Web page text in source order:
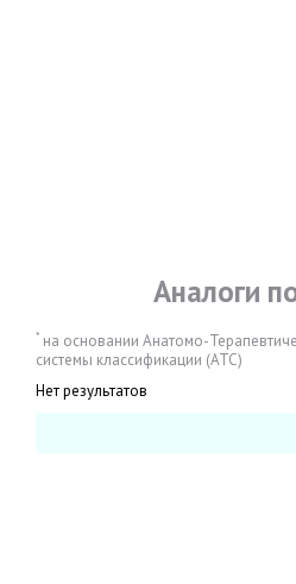
Аналоги
* на основании Анатомо-
системы классификации (АТС)
Нет результатов